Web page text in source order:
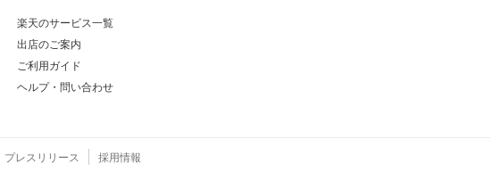
楽天のサービス一覧
出店のご案内
ご利用ガイド
ヘルプ・問い合わせ
プレスリリース 採用情報